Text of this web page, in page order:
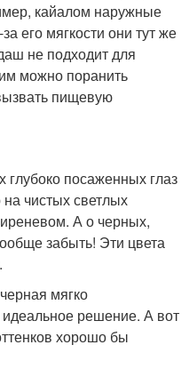
кайалом наружные
его мягкости они тут же
не подходит для
можно поранить
пищевую
посаженных глаз
чистых светлых
А о черных,
забыть! Эти цвета
мягко
решение. А вот
хорошо бы